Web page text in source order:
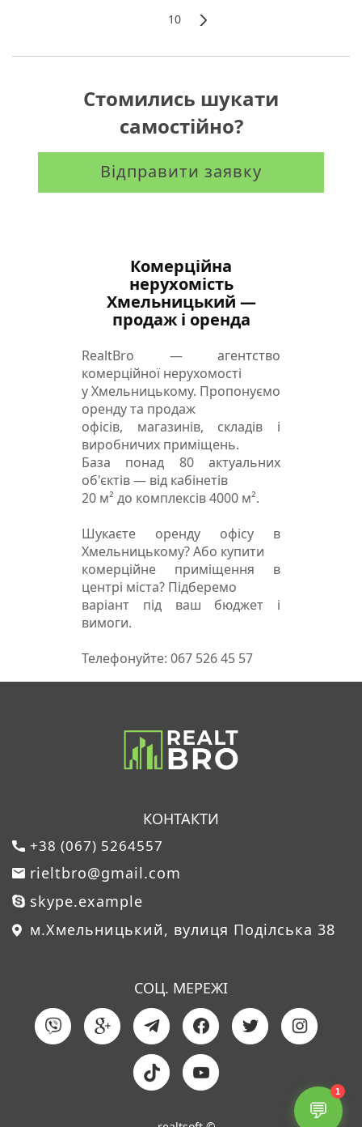
10
Стомились шукати
самостійно?
Відправити заявку
Комерційна
нерухомість
Хмельницький —
продаж і оренда
RealtBro — агентство
комерційної нерухомості
у Хмельницькому. Пропонуємо
оренду та продаж
офісів, магазинів, складів і
виробничих приміщень.
База понад 80 актуальних
об'єктів — від кабінетів
20 м² до комплексів 4000 м².
Шукаєте оренду офісу в
Хмельницькому? Або купити
комерційне приміщення в
центрі міста? Підберемо
варіант під ваш бюджет і
вимоги.
Телефонуйте: 067 526 45 57
КОНТАКТИ
+38 (067) 5264557
rieltbro@gmail.com
skype.example
м.Хмельницький, вулиця Поділська 38
СОЦ. МЕРЕЖІ
1
💬